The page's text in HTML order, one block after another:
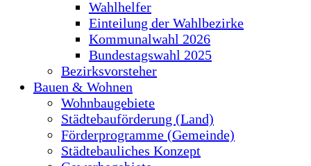
Wahlhelfer
Einteilung der Wahlbezirke
Kommunalwahl 2026
Bundestagswahl 2025
Bezirksvorsteher
Bauen & Wohnen
Wohnbaugebiete
Städtebauförderung (Land)
Förderprogramme (Gemeinde)
Städtebauliches Konzept